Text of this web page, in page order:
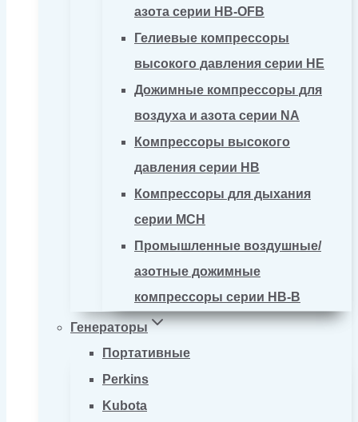
азота серии HB-OFB
Гелиевые компрессоры
высокого давления серии HE
Дожимные компрессоры для
воздуха и азота серии NA
Компрессоры высокого
давления серии HB
Компрессоры для дыхания
серии MCH
Промышленные воздушные/
азотные дожимные
компрессоры серии HB-B
Генераторы
Портативные
Perkins
Kubota